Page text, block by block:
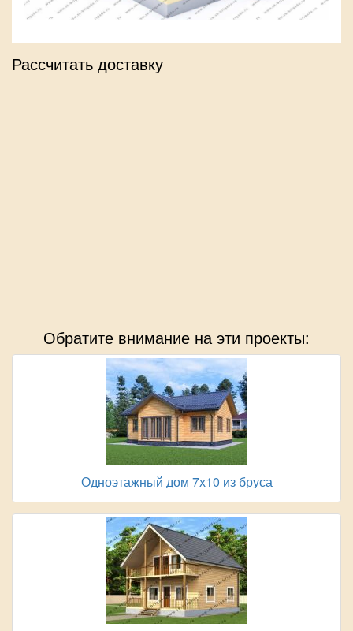
Рассчитать доставку
Обратите внимание на эти проекты:
Одноэтажный дом 7х10 из бруса